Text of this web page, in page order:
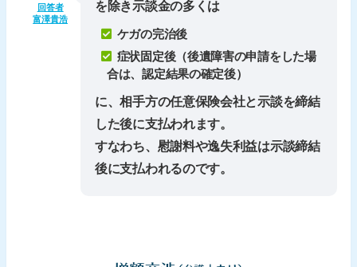
回答者
富澤貴浩
を除き示談金の多くは
ケガの完治後
症状固定後（後遺障害の申請をした場
合は、認定結果の確定後）
に、相手方の任意保険会社と示談を締結
した後に支払われます。
すなわち、 慰謝料や逸失利益は示談締結
後に支払われるのです。